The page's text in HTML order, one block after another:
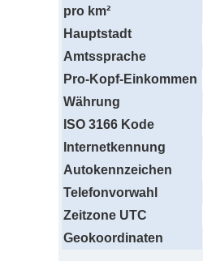
pro km²
Hauptstadt
Amtssprache
Pro-Kopf-Einkommen
Währung
ISO 3166 Kode
Internetkennung
Autokennzeichen
Telefonvorwahl
Zeitzone UTC
Geokoordinaten